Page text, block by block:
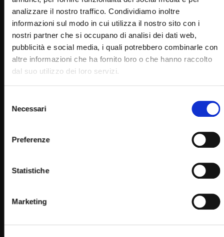
analizzare il nostro traffico. Condividiamo inoltre
informazioni sul modo in cui utilizza il nostro sito con i
nostri partner che si occupano di analisi dei dati web,
pubblicità e social media, i quali potrebbero combinarle con
altre informazioni che ha fornito loro o che hanno raccolto
dal suo utilizzo dei loro servizi.
delNecessari
Preferenze
Statistiche
Marketing
04:41
STAFF
0
9.6K